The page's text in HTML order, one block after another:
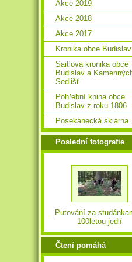
Akce 2019
Akce 2018
Akce 2017
Kronika obce Budislav
Saitlova kronika obce
Budislav a
Sedlišť
Pohřební kniha obce
Budislav z roku 1806
Posekanecká sklárna
Poslední fotografie
Putování za
100letou jedlí
Čtení pomáhá